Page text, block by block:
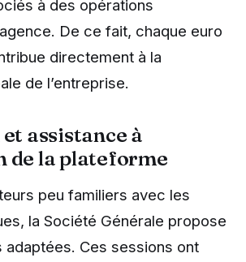
à des opérations
De ce fait, chaque euro
directement à la
de l’entreprise.
assistance à
de la plateforme
peu familiers avec les
la Société Générale propose
adaptées. Ces sessions ont